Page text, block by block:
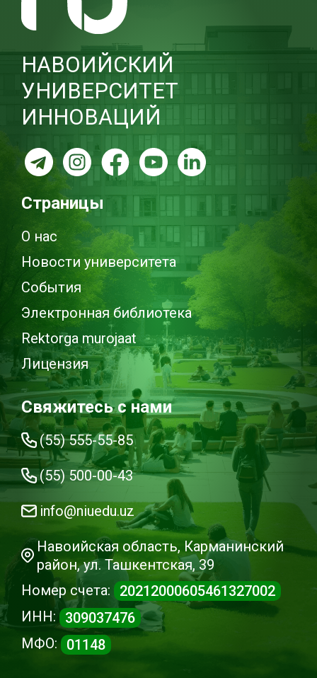
НАВОИЙСКИЙ
УНИВЕРСИТЕТ
ИННОВАЦИЙ
Страницы
О нас
Новости университета
События
Электронная библиотека
Rektorga murojaat
Лицензия
Свяжитесь с нами
(55) 555-55-85
(55) 500-00-43
info@niuedu.uz
Навоийская область, Карманинский
район, ул. Ташкентская, 39
Номер счета:
20212000605461327002
ИНН:
309037476
МФО:
01148